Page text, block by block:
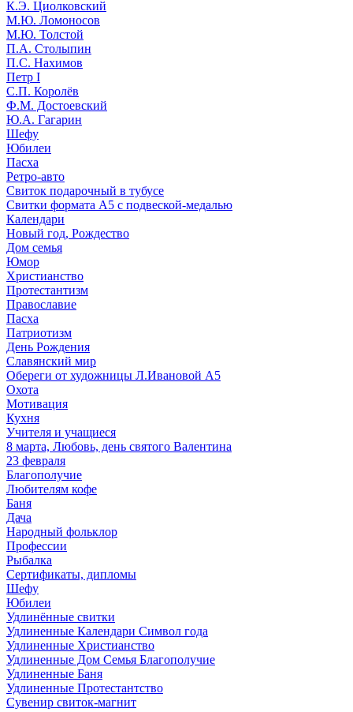
К.Э. Циолковский
М.Ю. Ломоносов
М.Ю. Толстой
П.А. Столыпин
П.С. Нахимов
Петр I
С.П. Королёв
Ф.М. Достоевский
Ю.А. Гагарин
Шефу
Юбилеи
Пасха
Ретро-авто
Свиток подарочный в тубусе
Свитки формата А5 с подвеской-медалью
Календари
Новый год, Рождество
Дом семья
Юмор
Христианство
Протестантизм
Православие
Пасха
Патриотизм
День Рождения
Славянский мир
Обереги от художницы Л.Ивановой А5
Охота
Мотивация
Кухня
Учителя и учащиеся
8 марта, Любовь, день святого Валентина
23 февраля
Благополучие
Любителям кофе
Баня
Дача
Народный фольклор
Профессии
Рыбалка
Сертификаты, дипломы
Шефу
Юбилеи
Удлинённые свитки
Удлиненные Календари Символ года
Удлиненные Христианство
Удлиненные Дом Семья Благополучие
Удлиненные Баня
Удлиненные Протестантство
Сувенир свиток-магнит